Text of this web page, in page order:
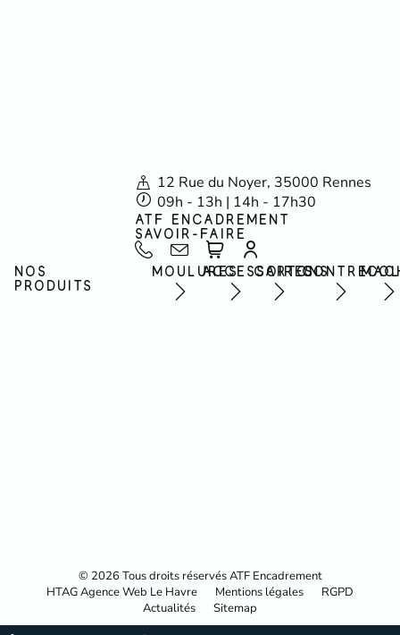
12 Rue du Noyer, 35000 Rennes
09h - 13h | 14h - 17h30
ATF ENCADREMENT
SAVOIR-FAIRE
NOS
PRODUITS
MOULURESACCESSOIRES
CARTONS
© 2026 Tous droits réservés ATF Encadrement
HTAG Agence Web Le Havre
Mentions légales
RGPD
Actualités
Sitemap